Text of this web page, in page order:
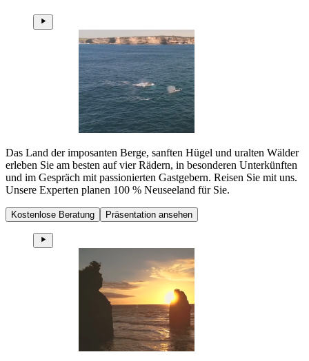
Das Land der imposanten Berge, sanften Hügel und uralten Wälder
erleben Sie am besten auf vier Rädern, in besonderen Unterkünften
und im Gespräch mit passionierten Gastgebern. Reisen Sie mit uns.
Unsere Experten planen 100 % Neuseeland für Sie.
Kostenlose Beratung Präsentation ansehen